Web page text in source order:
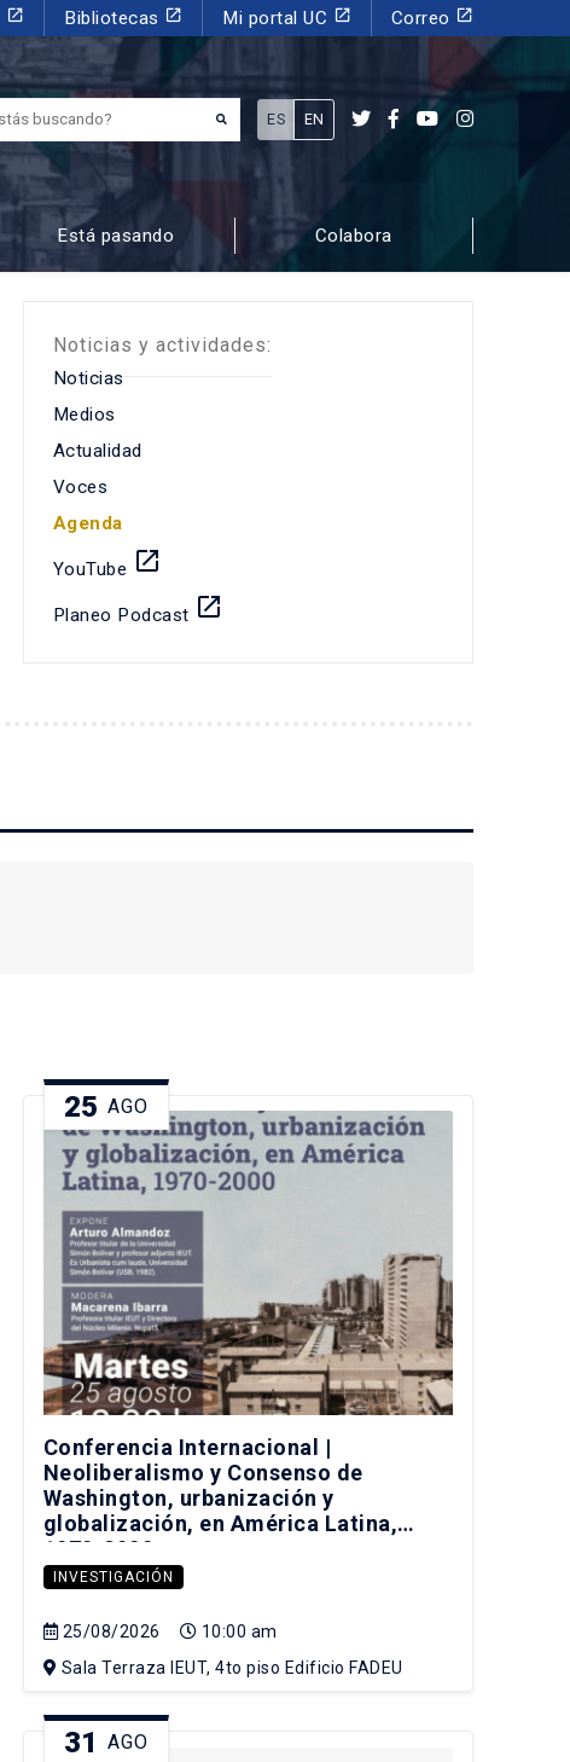
launch Bibliotecas launch Mi portal UC launch Correo launch
¿Qué estás buscando?
ES EN
Está pasando Colabora
Noticias y actividades:
Noticias
Medios
Actualidad
Voces
Agenda
YouTube launch
Planeo Podcast launch
25 AGO
Conferencia Internacional |
Neoliberalismo y Consenso de
Washington, urbanización y
globalización, en América Latina,
1970-2000
INVESTIGACIÓN
25/08/2026
10:00 am
Sala Terraza IEUT, 4to piso Edificio FADEU
31 AGO